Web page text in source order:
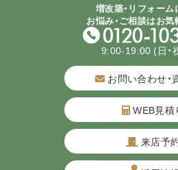
増改築・リフォーム
お悩み・ご相談はお
9:00-19:00 (日・
お問い合わせ・
WEB見積
来店予